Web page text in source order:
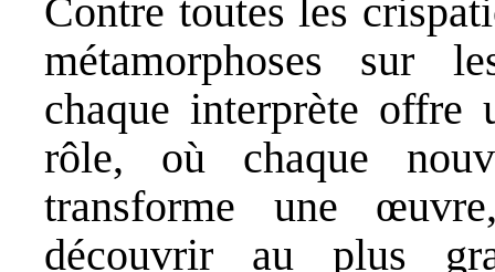
Contre toutes les
métamorphoses sur
chaque interprète offre
rôle, où chaque
transforme une
découvrir au plus